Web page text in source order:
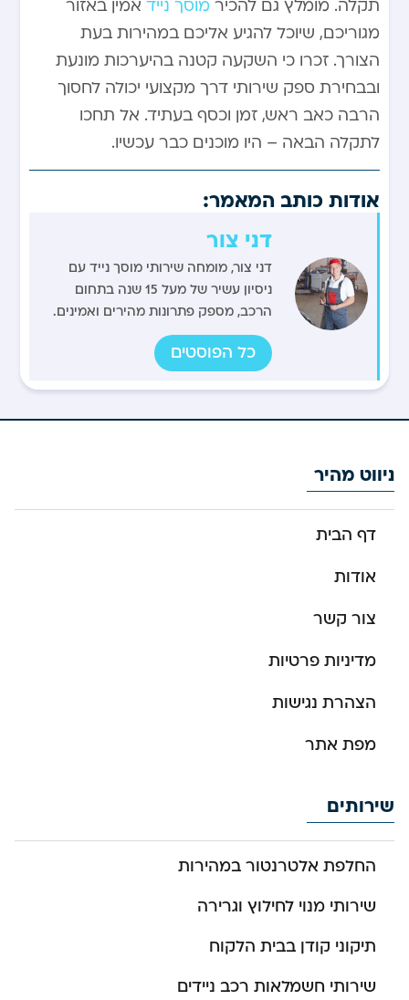
תקלה. מומלץ גם להכיר מוסך נייד אמין באזור
מגוריכם, שיוכל להגיע אליכם במהירות בעת
הצורך. זכרו כי השקעה קטנה בהיערכות מונעת
ובבחירת ספק שירותי דרך מקצועי יכולה לחסוך
הרבה כאב ראש, זמן וכסף בעתיד. אל תחכו
לתקלה הבאה – היו מוכנים כבר עכשיו.
אודות כותב המאמר:
דני צור
דני צור, מומחה שירותי מוסך נייד עם
ניסיון עשיר של מעל 15 שנה בתחום
הרכב, מספק פתרונות מהירים ואמינים.
כל הפוסטים
ניווט מהיר
דף הבית
אודות
צור קשר
מדיניות פרטיות
הצהרת נגישות
מפת אתר
שירותים
החלפת אלטרנטור במהירות
שירותי מנוי לחילוץ וגרירה
תיקוני קודן בבית הלקוח
שירותי חשמלאות רכב ניידים